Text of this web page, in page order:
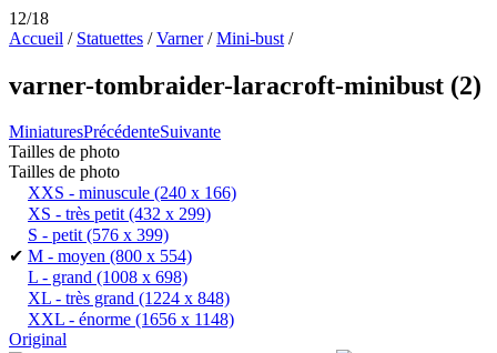
12/18
Accueil / Statuettes /Varner/Mini-bust /
varner-tombraider-laracroft-minibust (2)
MiniaturesPrécédenteSuivante
Tailles de photo
Tailles de photo
XXS - minuscule (240 x 166)
XS - très petit(432 x 299)
S - petit(576 x 399)
✔ M - moyen (800 x 554)
L - grand (1008 x 698)
XL - très grand (1224 x 848)
XXL - énorme (1656 x 1148)
Original